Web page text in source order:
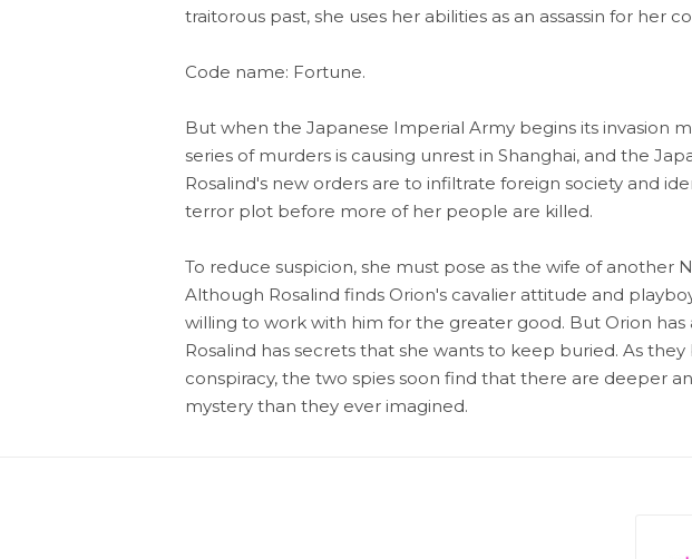
traitorous past, she uses her abilities as an assassin for her
Code name: Fortune.
But when the Japanese Imperial Army begins its invasion
series of murders is causing unrest in Shanghai, and the
Rosalind's new orders are to infiltrate foreign society and
terror plot before more of her people are killed.
To reduce suspicion, she must pose as the wife of another
Although Rosalind finds Orion's cavalier attitude and
willing to work with him for the greater good. But Orion has
Rosalind has secrets that she wants to keep buried. As
conspiracy, the two spies soon find that there are deeper
mystery than they ever imagined.